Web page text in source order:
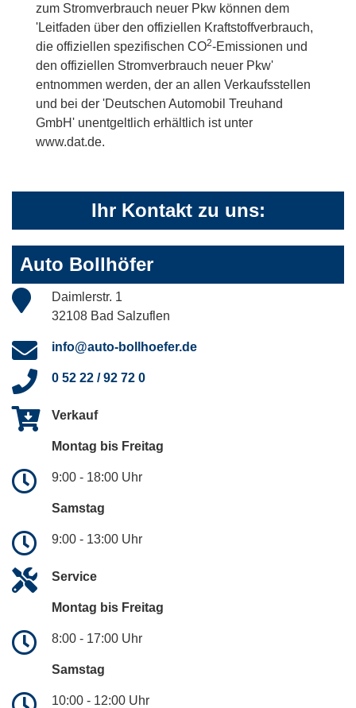
zum Stromverbrauch neuer Pkw können dem
'Leitfaden über den offiziellen Kraftstoffverbrauch,
die offiziellen spezifischen CO2-Emissionen und
den offiziellen Stromverbrauch neuer Pkw'
entnommen werden, der an allen Verkaufsstellen
und bei der 'Deutschen Automobil Treuhand
GmbH' unentgeltlich erhältlich ist unter
www.dat.de.
Ihr Kontakt zu uns:
Auto Bollhöfer
Daimlerstr. 1
32108 Bad Salzuflen
info@auto-bollhoefer.de
0 52 22 / 92 72 0
Verkauf
Montag bis Freitag
9:00 - 18:00 Uhr
Samstag
9:00 - 13:00 Uhr
Service
Montag bis Freitag
8:00 - 17:00 Uhr
Samstag
10:00 - 12:00 Uhr